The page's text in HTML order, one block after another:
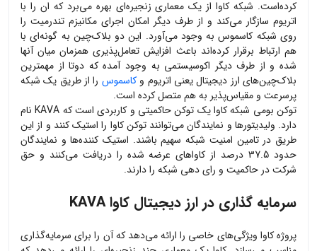
کرده‌است. شبکه کاوا از یک معماری زنجیره‌ای بهره می‌برد که ان را با
اتریوم سازگار می‌کند و از طرف دیگر امکان اجرای مکانیزم تندرمیت را
روی شبکه کاسموس به وجود می‌آورد. این دو بلاک‌چین به گونه‌ای با
هم ارتباط برقرار کرده‌اند باعث افزایش تعامل‌پذیری همزمان میان آنها
شده و از طرف دیگر اکوسیستمی به وجود آمده که دوتا از مهمترین
بلاک‌چین‌های ارز دیجیتال یعنی اتریوم وکاسموس را از طریق یک شبکه
پرسرعت و مقیاس‌پذیر به هم متصل کرده است.
توکن بومی شبکه کاوا یک توکن حاکمیتی و کاربردی است که KAVA نام
دارد. ولیدیتورها و نمایندگان می‌توانند توکن کاوا را استیک کنند و از این
طریق در تامین امنیت شبکه سهیم باشند. استیک کننده‌ها و نمایندگان
حدود 37.5 درصد از کاواهای عرضه شده را دریافت می‌کنند و حق
شرکت در حاکمیت و رای دهی شبکه را دارند.
سرمایه گذاری در ارز دیجیتال کاوا KAVA
پروژه کاوا ویژگی‌های خاصی را ارائه می‌دهد که آن را برای سرمایه‌گذاری